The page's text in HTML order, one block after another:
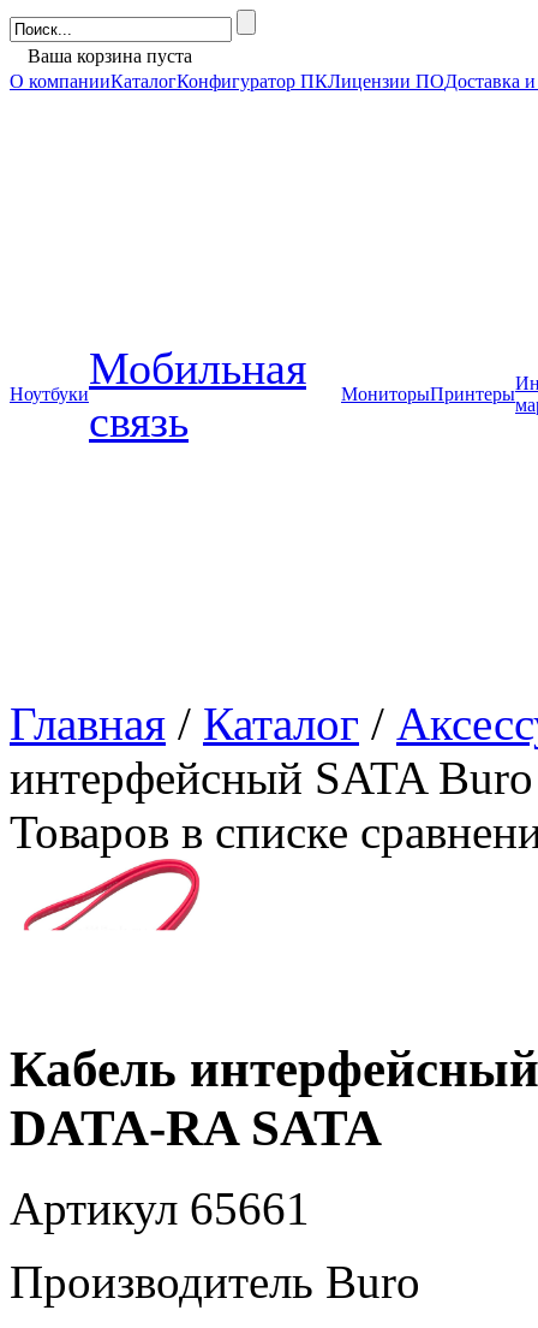
Ваша корзина пуста
О компанииКаталогКонфигуратор ПКЛицензии ПОДоставка
Ноутбуки
Мобильная
связь
МониторыПринтеры
Главная / Каталог /
интерфейсный SATA
Товаров в списке
Кабель
DATA-RA SATA
Артикул 65661
Производитель Buro